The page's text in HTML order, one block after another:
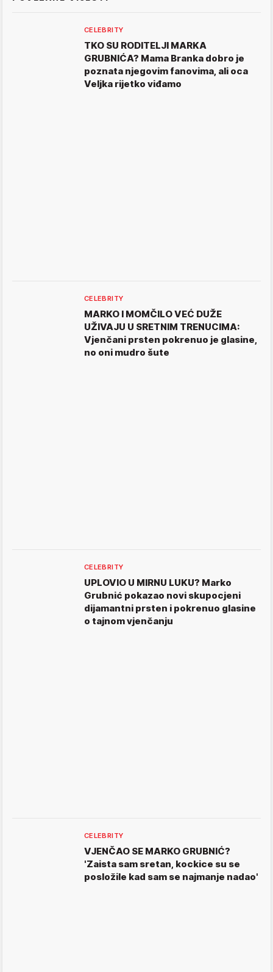
CELEBRITY
TKO SU RODITELJI MARKA
GRUBNIĆA? Mama Branka dobro je
poznata njegovim fanovima, ali oca
Veljka rijetko viđamo
CELEBRITY
MARKO I MOMČILO VEĆ DUŽE
UŽIVAJU U SRETNIM TRENUCIMA:
Vjenčani prsten pokrenuo je glasine,
no oni mudro šute
CELEBRITY
UPLOVIO U MIRNU LUKU? Marko
Grubnić pokazao novi skupocjeni
dijamantni prsten i pokrenuo glasine
o tajnom vjenčanju
CELEBRITY
VJENČAO SE MARKO GRUBNIĆ?
'Zaista sam sretan, kockice su se
posložile kad sam se najmanje nadao'